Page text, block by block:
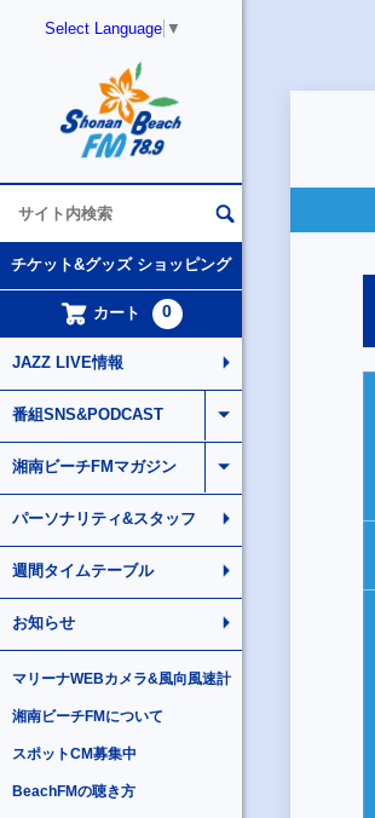
Select Language ▼
チケット&グッズ ショッピング
カート 0
JAZZ LIVE情報
番組SNS&PODCAST
湘南ビーチFMマガジン
パーソナリティ&スタッフ
週間タイムテーブル
お知らせ
マリーナWEBカメラ&風向風速計
湘南ビーチFMについて
スポットCM募集中
BeachFMの聴き方